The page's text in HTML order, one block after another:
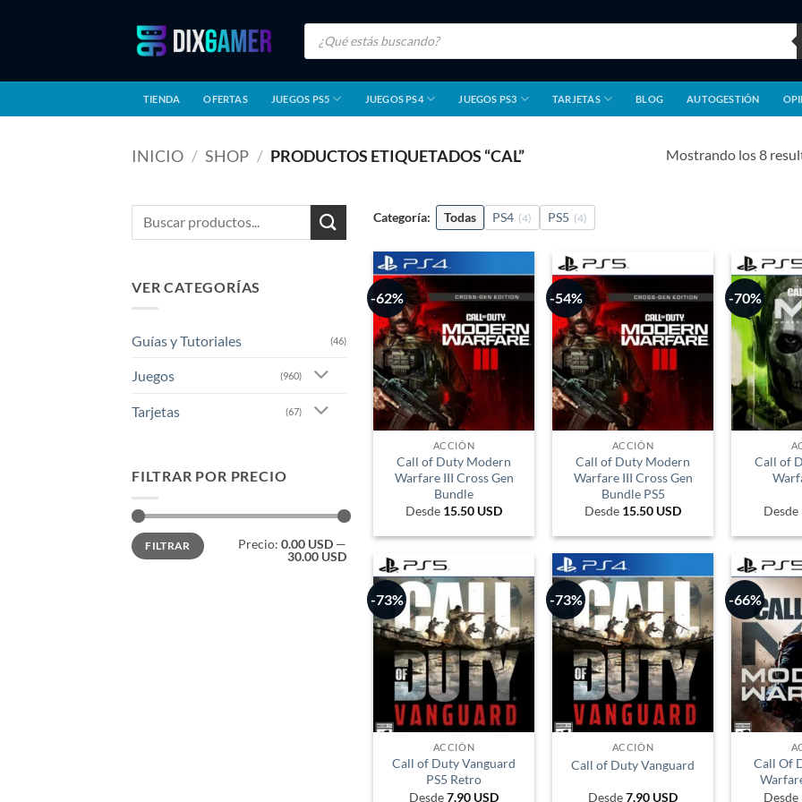
Búsqueda
productos
TIENDA OFERTAS JUEGOS PS5 JUEGOS PS4 JUEGOS PS3 TARJETAS BLOG AUTOGESTIÓN
INICIO / SHOP / PRODUCTOS ETIQUETADOS “CAL” Mostrando los 8
Buscar
por:
VER CATEGORÍAS
Guías y Tutoriales (46)
Juegos (960)
Tarjetas (67)
FILTRAR POR PRECIO
Precio
mínimo
Precio
máximo
FILTRAR Precio: 0.00 USD —
30.00 USD
Categoría: Todas PS4 (4) PS5 (4)
-62%
ACCIÓN
Call of Duty Modern
Warfare III Cross Gen
Bundle
Desde 15.50 USD
-54%
ACCIÓN
Call of Duty Modern
Warfare III Cross Gen
Bundle PS5
Desde 15.50 USD
-70%
Call of
Desde
-73%
ACCIÓN
Call of Duty Vanguard
PS5 Retro
Desde7.90 USD
-73%
ACCIÓN
Call of Duty Vanguard
Desde7.90 USD
-66%
Call Of
Desde